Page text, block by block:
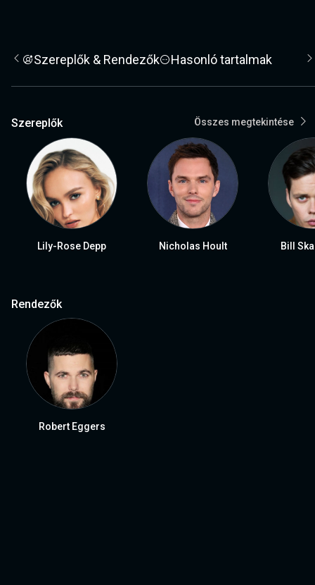
Szereplők & Rendezők Hasonló tartalmak
Szereplők Összes megtekintése
Lily-Rose Depp Nicholas Hoult Bill
Rendezők
Robert Eggers